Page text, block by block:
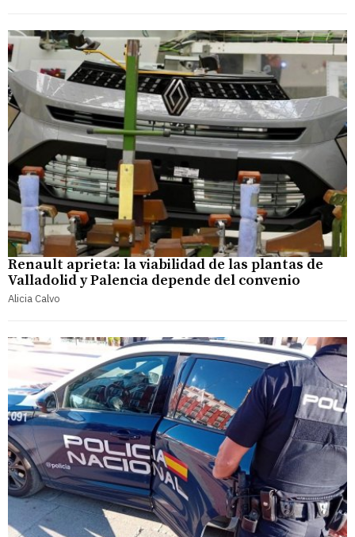
Renault aprieta: la viabilidad de las plantas de
Valladolid y Palencia depende del convenio
Alicia Calvo